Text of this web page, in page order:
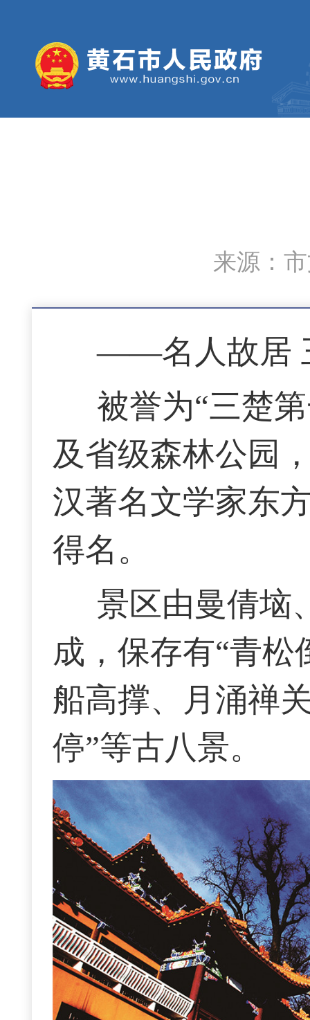
来源：
——名人故居
被誉为“三楚
及省级森林公园
汉著名文学家东
得名。
景区由曼倩垴
成 ， 保存有“青松
船高撑、月涌禅
停”等古八景。